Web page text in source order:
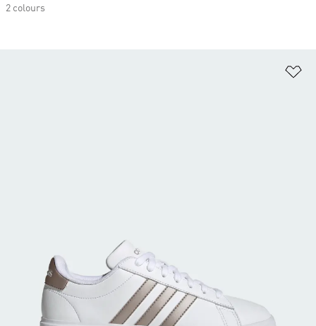
2 colours